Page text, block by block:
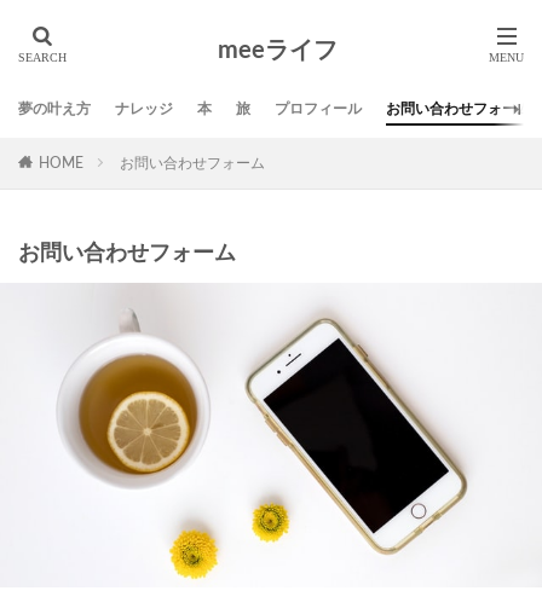
meeライフ
夢の叶え方 ナレッジ 本 旅 プロフィール お問い合わせフォーム
HOME お問い合わせフォーム
お問い合わせフォーム
タグ
DMM英会話 SNS
スポンサー ブログ ミニマリスト ライフ
夢の叶え方 応援 方法